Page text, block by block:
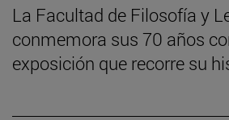
La Facultad de Filosofía y
conmemora sus 70 años
exposición que recorre su